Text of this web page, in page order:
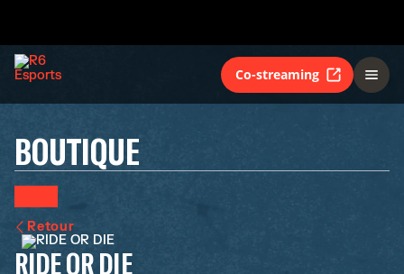
Co-streaming
BOUTIQUE
Retour
RIDE OR DIE